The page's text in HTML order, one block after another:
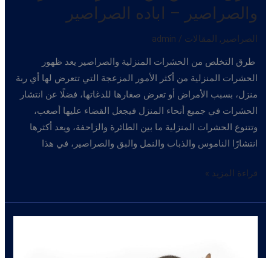
والصراصير – اباده الصراصير
الصراصير , المقالات /
admin
طرق التخلص من الحشرات المنزلية والصراصير يعد ظهور
الحشرات المنزلية من أكثر الأمور المزعجة التي تتعرض لها أي ربة
منزل، بسبب الأمراض أو تعرض صغارها للدغاتها، فضلًا عن انتشار
الحشرات في جميع أنحاء المنزل فيجعل القضاء عليها أصعب،
وتتنوع الحشرات المنزلية ما بين الطائرة والزاحفة، ويعد أكثرها
انتشارًا الناموس والذباب والنمل والبق والصراصير، في هذا
طرق
من
قراءة المزيد »